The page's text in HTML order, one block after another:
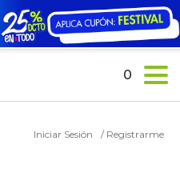
Iniciar Sesión / Registrarme
0